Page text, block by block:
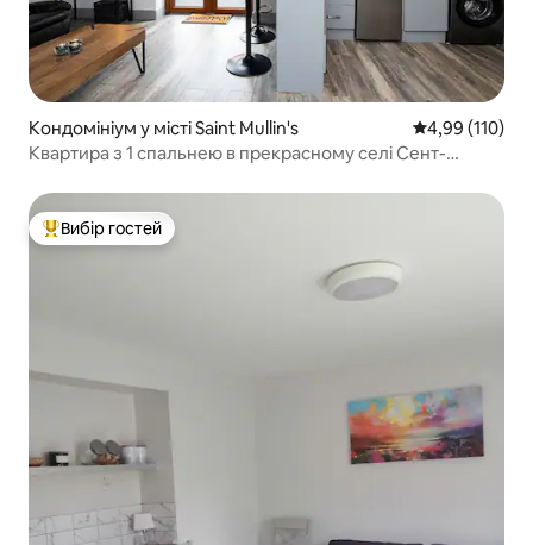
Кондомініум у місті Saint Mullin's Середня
4,99 (110)
Квартира з 1 спальнею в прекрасному селі Сент-
Топ вибір гостей
Вибір гостей